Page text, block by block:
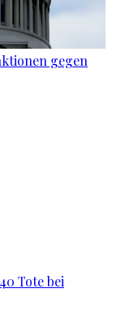
gegen
Tote bei